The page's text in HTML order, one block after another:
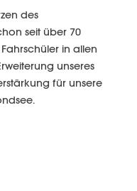
des
seit über 70
in allen
unseres
für unsere